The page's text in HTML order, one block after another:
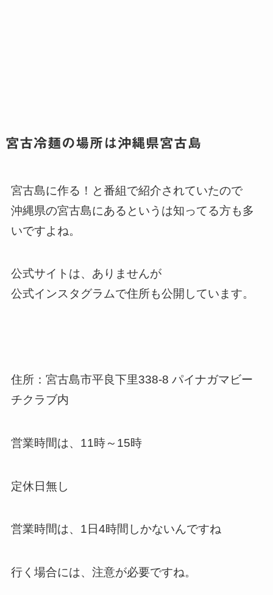
宮古冷麺の場所は沖縄県宮古島
宮古島に作る！と番組で紹介されていたので
沖縄県の宮古島にあるというは知ってる方も多
いですよね。
公式サイトは、ありませんが
公式インスタグラムで住所も公開しています。
住所：宮古島市平良下里338-8 パイナガマビー
チクラブ内
営業時間は、11時～15時
定休日無し
営業時間は、1日4時間しかないんですね
行く場合には、注意が必要ですね。